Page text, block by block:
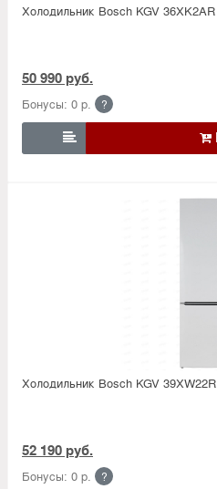
Холодильник Bosсh KGV 36XK2AR
50 990 руб.
Бонусы: 0 р. ?

Холодильник Bosсh KGV 39XW22R
52 190 руб.
Бонусы: 0 р. ?